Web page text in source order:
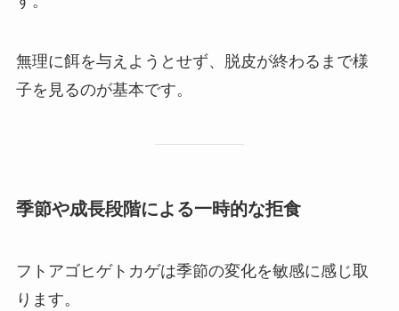
無理に餌を与えようとせず、脱皮が終わるまで様
子を見るのが基本です。
季節や成長段階による一時的な拒食
フトアゴヒゲトカゲは季節の変化を敏感に感じ取
ります。